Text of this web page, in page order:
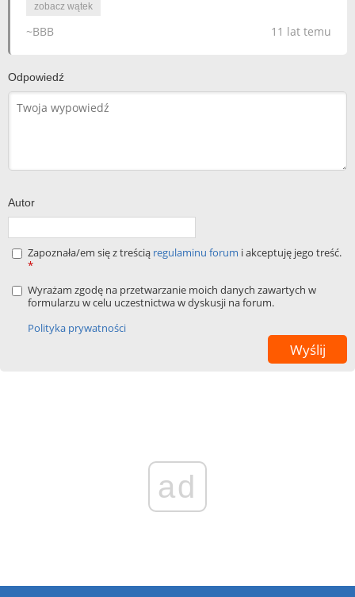
zobacz wątek
11 lat temu
~BBB
Odpowiedź
Autor
Zapoznała/em się z treścią regulaminu forum i akceptuję jego treść.
*
Wyrażam zgodę na przetwarzanie moich danych zawartych w
formularzu w celu uczestnictwa w dyskusji na forum.
Polityka prywatności
ad